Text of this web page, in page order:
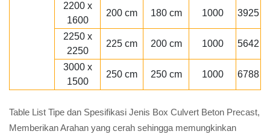
2200 x
1600
200 cm 180 cm 1000 3925
2250 x
2250
225 cm 200 cm 1000 5642
3000 x
1500
250 cm 250 cm 1000 6788
Table List Tipe dan Spesifikasi Jenis Box Culvert Beton Precast,
Memberikan Arahan yang cerah sehingga memungkinkan